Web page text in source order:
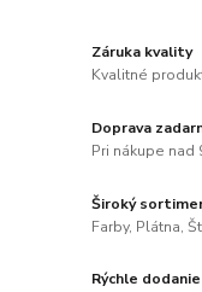
Záruka kvality
Kvalitné
Doprava
Pri nákupe nad
Široký
Farby, Plátna,
Rýchle dodanie